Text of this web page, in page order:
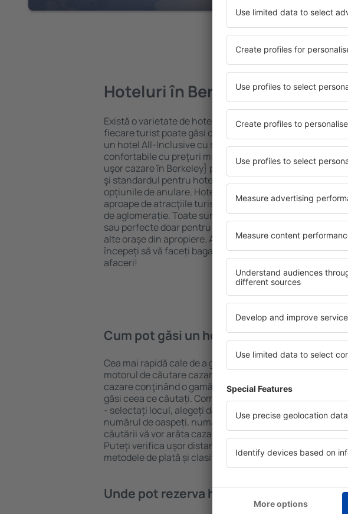
Hoteluri în Berkeley
Există o varietate de hoteluri disponibile în Berkeley,
fiecare turist poate găsi cazare potrivită nevoilor sale.
un hotel All-Inclusive cu standarde ȋnalte sau preferați
confortabile cu preţuri mici? Cu ajutorul nostru puteți
uşor cazare în Berkeley} pentru orice buget! Selectați
şi standardul pentru hotel, verificați metodele de plată și
opțiunile de anulare. Hotelurile în Berkeley sunt situate
aproape de atracţiile turistice populare, cât și puțin mai
de aglomerație. Toate sunt disponibile pentru o vacanță
sau perfecte doar pentru o noapte atunci când doriţi să
alte oraşe din apropiere. Alegeți hotelul care vi se
începeți să vă faceți bagajele pentru o vacanţă sau
afaceri!
Cum pot găsi un hotel în Berkeley?
Cea mai rapidă cale de a găsi un hotel în Berkeley este
motorul de căutare cazare eSky. Baza mare de date cu
cazare conţinând o gamă largă de opţiuni este o garanție
găsi ceea ce căutați. Completați câmpurile motorului de
- selectați locul, alegeți data de check-in și check-out,
numărul de oaspeți, numărul de camere şi gata!
căutării vă vor arăta cazarea disponibilă ȋn perioada
Puteți verifica uşor distanța de la hotel ȋn centrul orașului,
metodele de plată și clasificarea hotelului.
Unde pot rezerva hoteluri ȋn în Berkeley?